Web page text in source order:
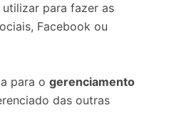
utilizar para fazer as
Facebook ou
para o gerenciamento
das outras